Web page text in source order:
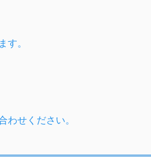
す。
わせください。